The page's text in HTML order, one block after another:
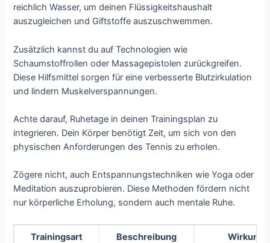
reichlich Wasser, um deinen Flüssigkeitshaushalt
auszugleichen und Giftstoffe auszuschwemmen.
Zusätzlich kannst du auf Technologien wie
Schaumstoffrollen oder Massagepistolen zurückgreifen.
Diese Hilfsmittel sorgen für eine verbesserte Blutzirkulation
und lindern Muskelverspannungen.
Achte darauf, Ruhetage in deinen Trainingsplan zu
integrieren. Dein Körper benötigt Zeit, um sich von den
physischen Anforderungen des Tennis zu erholen.
Zögere nicht, auch Entspannungstechniken wie Yoga oder
Meditation auszuprobieren. Diese Methoden fördern nicht
nur körperliche Erholung, sondern auch mentale Ruhe.
Trainingsart Beschreibung Wirkung